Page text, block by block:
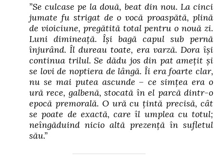
”Se culcase pe la două, beat din nou. La cinci
jumate fu strigat de o vocă proaspătă, plină
de vioiciune, pregătită total pentru o nouă zi.
Luni dimineață. Își bagă capul sub pernă
înjurând. Îl dureau toate, era varză. Dora își
continua trilul. Se dădu jos din pat amețit și
se lovi de noptiera de lângă. Îi era foarte clar,
nu se mai putea ascunde – ce simțea era o
ură rece, galbenă, stocată în el parcă dintr-o
epocă premorală. O ură cu țintă precisă, cât
se poate de exactă, care îl umplea cu totul;
neîngăduind nicio altă prezență în sufletul
său.”